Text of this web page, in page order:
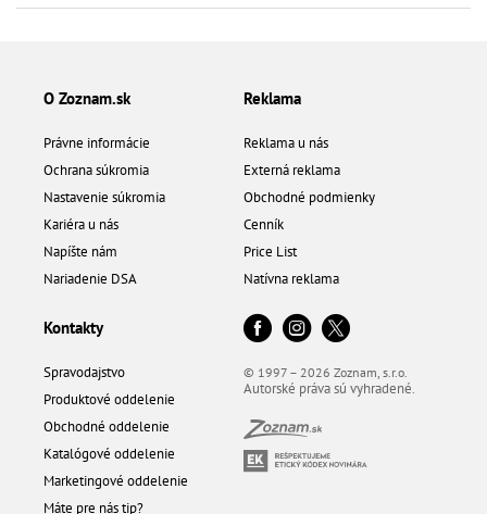
O Zoznam.sk
Právne informácie
Ochrana súkromia
Nastavenie súkromia
Kariéra u nás
Napíšte nám
Nariadenie DSA
Reklama
Reklama u nás
Externá reklama
Obchodné podmienky
Cenník
Price List
Natívna reklama
Kontakty
Spravodajstvo
Produktové oddelenie
Obchodné oddelenie
Katalógové oddelenie
Marketingové oddelenie
Máte pre nás tip?
© 1997 – 2026 Zoznam, s.r.o.
Autorské práva sú vyhradené.